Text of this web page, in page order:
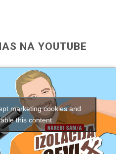
NA YOUTUBE
marketing cookies and
this content